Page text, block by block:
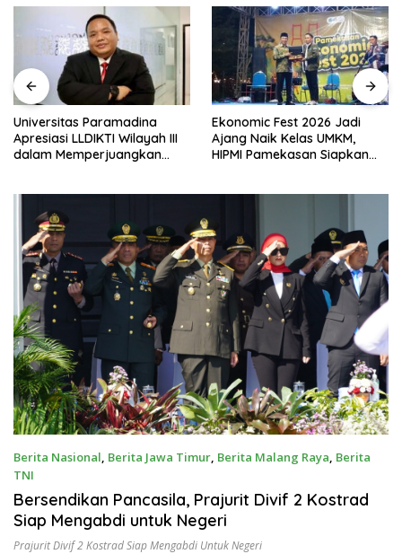
Universitas Paramadina
Apresiasi LLDIKTI Wilayah III
dalam Memperjuangkan
Ekonomic Fest 2026 Jadi
Ajang Naik Kelas UMKM,
HIPMI Pamekasan Siapkan
Berita Nasional, Berita Jawa Timur, Berita Malang Raya, Berita
TNI
June 2, 2026
Bersendikan Pancasila, Prajurit Divif 2 Kostrad
Siap Mengabdi untuk Negeri
Prajurit Divif 2 Kostrad Siap Mengabdi Untuk Negeri